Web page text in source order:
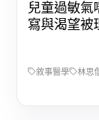
兒童過敏氣
寫與渴望被
敘事醫學 林思